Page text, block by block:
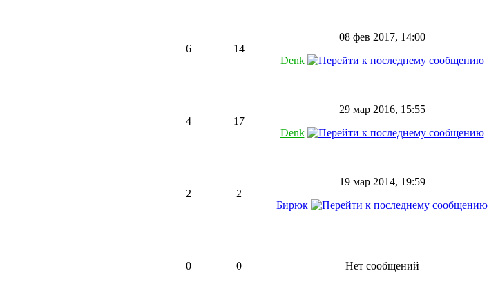
6 14
08 фев 2017, 14:00
Denk
4 17
29 мар 2016, 15:55
Denk
2 2
19 мар 2014, 19:59
Бирюк
0 0 Нет сообщений